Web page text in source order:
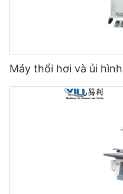
Máy thổi hơi và ủi